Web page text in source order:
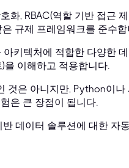
화, RBAC(역할 기반 접근
규제 프레임워크를 준수합
키텍처에 적합한 다양한
을 이해하고 적용합니다.
것은 아니지만, Python이
은 큰 장점이 됩니다.
데이터 솔루션에 대한 자